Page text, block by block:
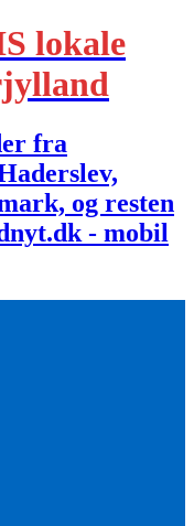
lokale
fra
og resten
- mobil